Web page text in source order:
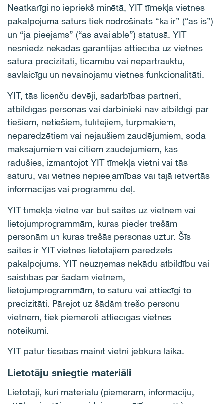
Neatkarīgi no iepriekš minētā, YIT tīmekļa vietnes
pakalpojuma saturs tiek nodrošināts “kā ir” (“as is”)
un “ja pieejams” (“as available”) statusā. YIT
nesniedz nekādas garantijas attiecībā uz vietnes
satura precizitāti, ticamību vai nepārtrauktu,
savlaicīgu un nevainojamu vietnes funkcionalitāti.
YIT, tās licenču devēji, sadarbības partneri,
atbildīgās personas vai darbinieki nav atbildīgi par
tiešiem, netiešiem, tūlītējiem, turpmākiem,
neparedzētiem vai nejaušiem zaudējumiem, soda
maksājumiem vai citiem zaudējumiem, kas
radušies, izmantojot YIT tīmekļa vietni vai tās
saturu, vai vietnes nepieejamības vai tajā ietvertās
informācijas vai programmu dēļ.
YIT tīmekļa vietnē var būt saites uz vietnēm vai
lietojumprogrammām, kuras pieder trešām
personām un kuras trešās personas uztur. Šīs
saites ir YIT vietnes lietotājiem paredzēts
pakalpojums. YIT neuzņemas nekādu atbildību vai
saistības par šādām vietnēm,
lietojumprogrammām, to saturu vai attiecīgi to
precizitāti. Pārejot uz šādām trešo personu
vietnēm, tiek piemēroti attiecīgās vietnes
noteikumi.
YIT patur tiesības mainīt vietni jebkurā laikā.
Lietotāju sniegtie materiāli
Lietotāji, kuri materiālu (piemēram, informāciju,